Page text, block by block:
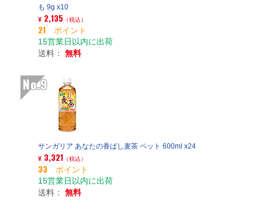
も 9g x10
¥ 2,135 （税込）
21 ポイント
15営業日以内に出荷
送料： 無料
No.9
サンガリア あなたの香ばし麦茶 ペット 600ml x24
¥ 3,321 （税込）
33 ポイント
15営業日以内に出荷
送料： 無料